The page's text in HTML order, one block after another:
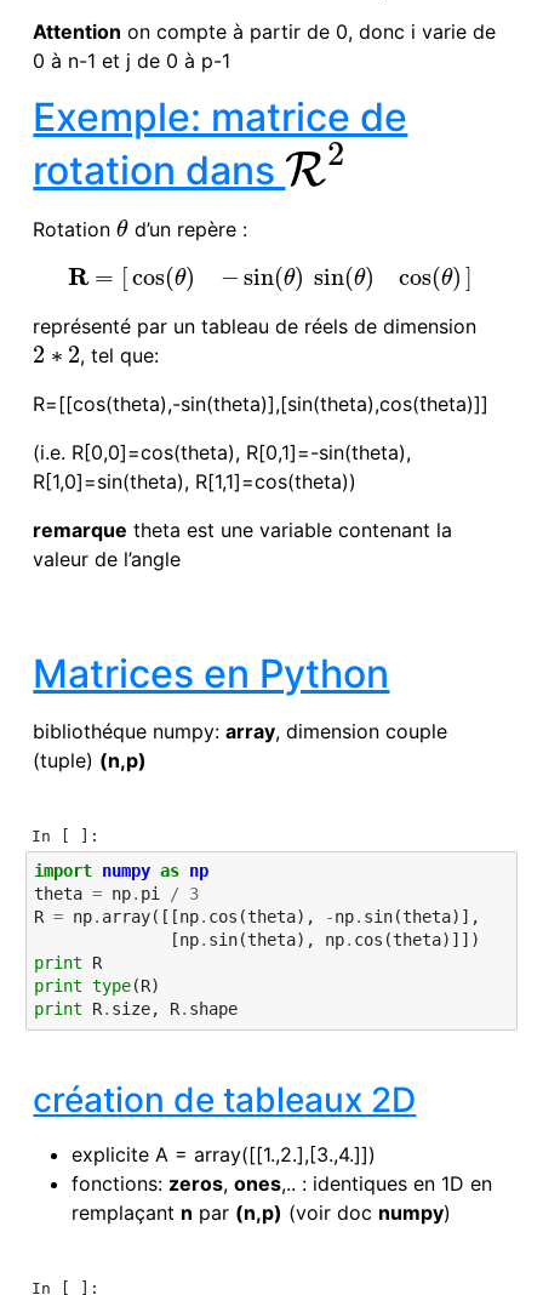
Attention on compte à partir de 0, donc i varie de
0 à n-1 et j de 0 à p-1
Exemple: matrice de
rotation dansR2
R2
Rotationθ
θd’un repère :
R = [cos(θ) − sin(θ) sin(θ) cos(θ) ]
R=[cos )−sin(θ) sin(θ)cos )]
représenté par un tableau de réels de dimension
2 ∗ 2
2 ∗2
, tel que:
R=[[cos(theta),-sin(theta)],[sin(theta),cos(theta)]]
(i.e. R[0,0]=cos(theta), R[0,1]=-sin(theta),
R[1,0]=sin(theta), R[1,1]=cos(theta))
remarque theta est une variable contenant la
valeur de l’angle
Matrices en Python
bibliothéque numpy:array, dimension couple
(tuple) (n,p)
In [ ]:
import numpy as np
theta = np. pi /
3
R = np. array([[np. cos (theta), -np. sin(theta)],
[np. sin(theta), np. cos (theta)]])
print
R
print type(R)
print
R. size, R. shape
création de tableaux 2D
explicite A = array([[1.,2.],[3.,4.]])
fonctions: zeros,ones,.. : identiques en 1D en
remplaçant n par (n,p) (voir doc numpy)
In [ ]: